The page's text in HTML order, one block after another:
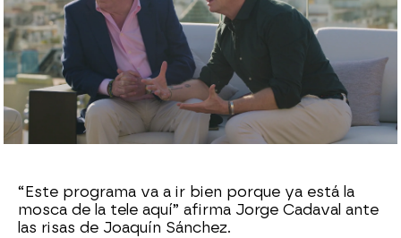
Carmen Pardo
Publicado:22 de diciembre de 2022, 09:04
WhatsappFacebook
X Flipboard
“Este programa va a ir bien porque ya está la
mosca de la tele aquí” afirma Jorge Cadaval ante
las risas de Joaquín Sánchez.